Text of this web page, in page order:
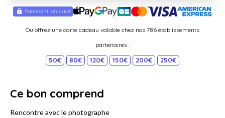
Ou offrez une carte cadeau valable chez nos 786 établissements
partenaires :
50€ 80€ 120€ 150€ 200€ 250€
Ce bon comprend
Rencontre avec le photographe